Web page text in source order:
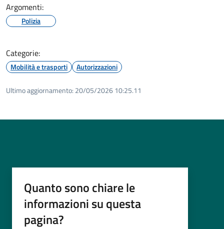
Argomenti:
Polizia
Categorie:
Mobilità e trasporti Autorizzazioni
Ultimo aggiornamento: 20/05/2026 10:25.11
Quanto sono chiare le
informazioni su questa
pagina?